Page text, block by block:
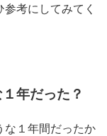
考にしてみてく
年だった？
な１年間だったか